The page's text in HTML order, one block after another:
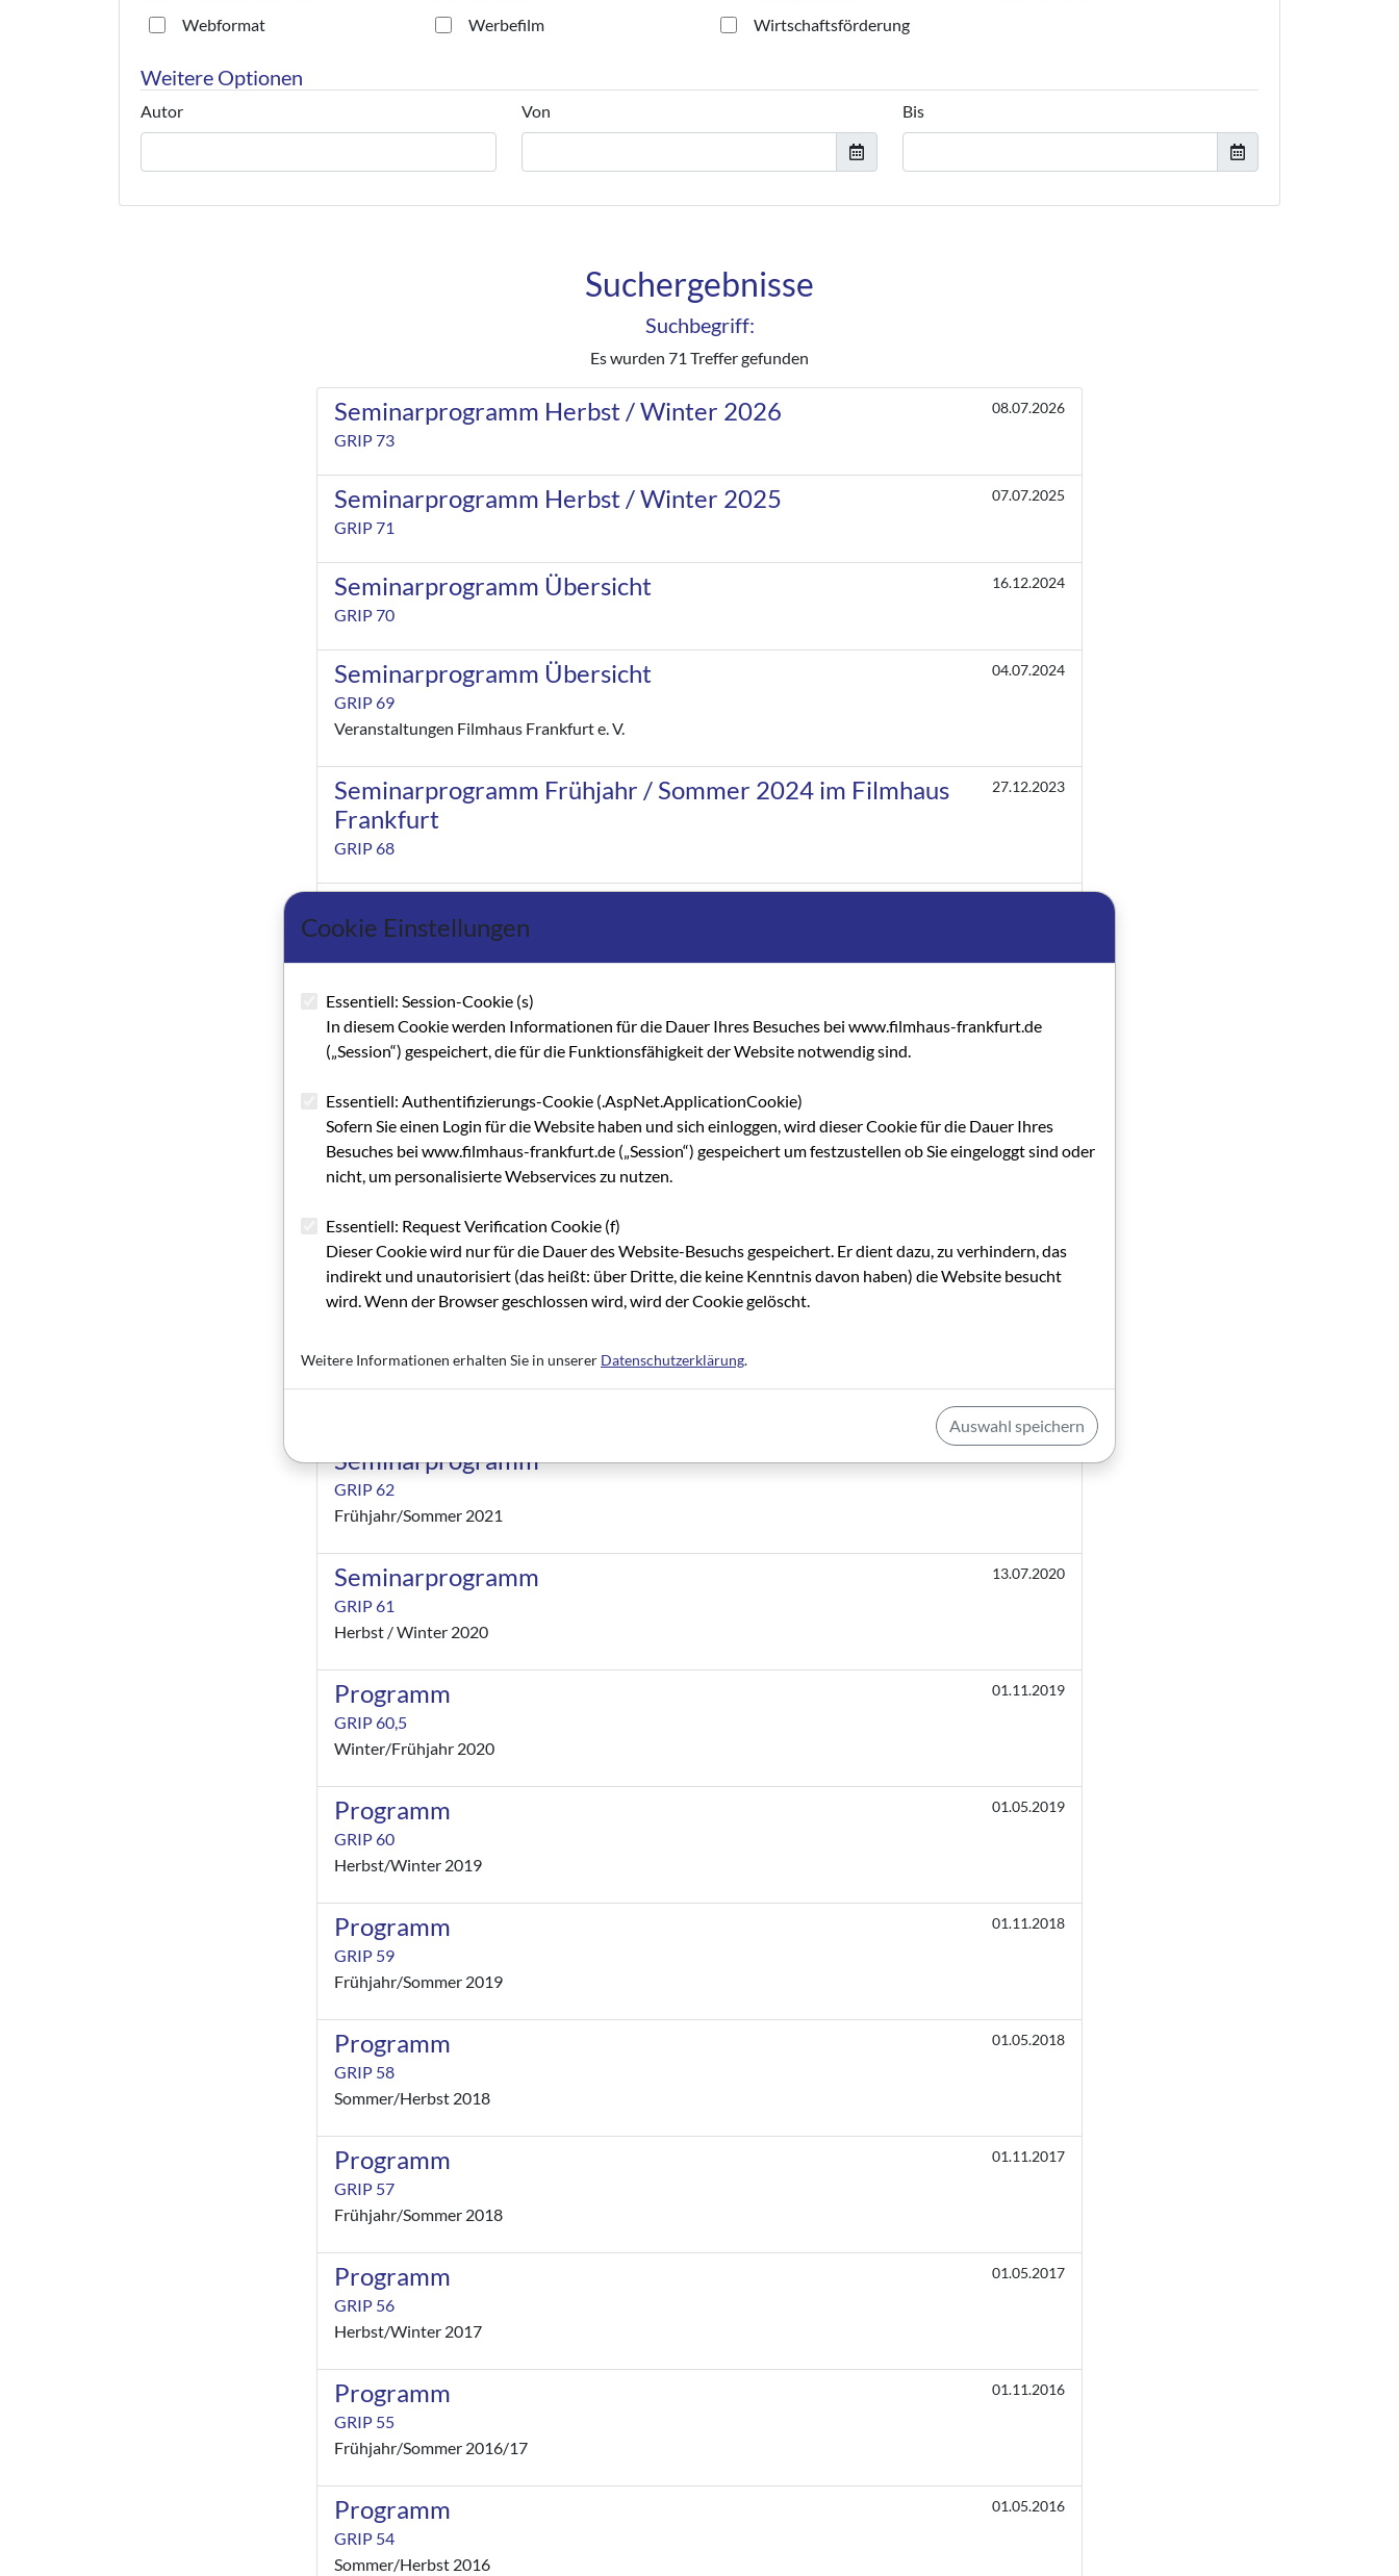
Webformat
Werbefilm Wirtschaftsförderung
Weitere Optionen
Autor Von Bis
Suchergebnisse
Suchbegriff:
Es wurden 71 Treffer gefunden
Seminarprogramm Herbst / Winter 2026 08.07.2026
GRIP 73
Seminarprogramm Herbst / Winter 2025 07.07.2025
GRIP 71
Seminarprogramm Übersicht 16.12.2024
GRIP 70
Seminarprogramm Übersicht 04.07.2024
GRIP 69
Veranstaltungen Filmhaus Frankfurt e. V.
Seminarprogramm Frühjahr / Sommer 2024 im Filmhaus
Frankfurt
27.12.2023
GRIP 68
GRIP 67
Programm
GRIP 66
Seminarprogramm Frühjahr / Sommer 2023
Programm
GRIP 65
Seminarprogramm Herbst / Winter 2022 im Filmhaus Frankfurt
Programm
GRIP 64
Seminarprogramm Frühjahr / Sommer 2022 im Filmhaus Frankfurt
GRIP 63
Seminarprogramm
GRIP 62
Frühjahr/Sommer 2021
Seminarprogramm 13.07.2020
GRIP 61
Herbst / Winter 2020
Programm 01.11.2019
GRIP 60,5
Winter/Frühjahr 2020
Programm 01.05.2019
GRIP 60
Herbst/Winter 2019
Programm 01.11.2018
GRIP 59
Frühjahr/Sommer 2019
Programm 01.05.2018
GRIP 58
Sommer/Herbst 2018
Programm 01.11.2017
GRIP 57
Frühjahr/Sommer 2018
Programm 01.05.2017
GRIP 56
Herbst/Winter 2017
Programm 01.11.2016
GRIP 55
Frühjahr/Sommer 2016/17
Programm 01.05.2016
GRIP 54
Sommer/Herbst 2016
Cookie Einstellungen
Essentiell: Session-Cookie (s)
In diesem Cookie werden Informationen für die Dauer Ihres Besuches bei www.filmhaus-frankfurt.de
(„Session“) gespeichert, die für die Funktionsfähigkeit der Website notwendig sind.
Essentiell: Authentifizierungs-Cookie (.AspNet.ApplicationCookie)
Sofern Sie einen Login für die Website haben und sich einloggen, wird dieser Cookie für die Dauer Ihres
Besuches bei www.filmhaus-frankfurt.de („Session“) gespeichert um festzustellen ob Sie eingeloggt sind oder
nicht, um personalisierte Webservices zu nutzen.
Essentiell: Request Verification Cookie (f)
Dieser Cookie wird nur für die Dauer des Website-Besuchs gespeichert. Er dient dazu, zu verhindern, das
indirekt und unautorisiert (das heißt: über Dritte, die keine Kenntnis davon haben) die Website besucht
wird. Wenn der Browser geschlossen wird, wird der Cookie gelöscht.
Weitere Informationen erhalten Sie in unserer Datenschutzerklärung.
Auswahl speichern